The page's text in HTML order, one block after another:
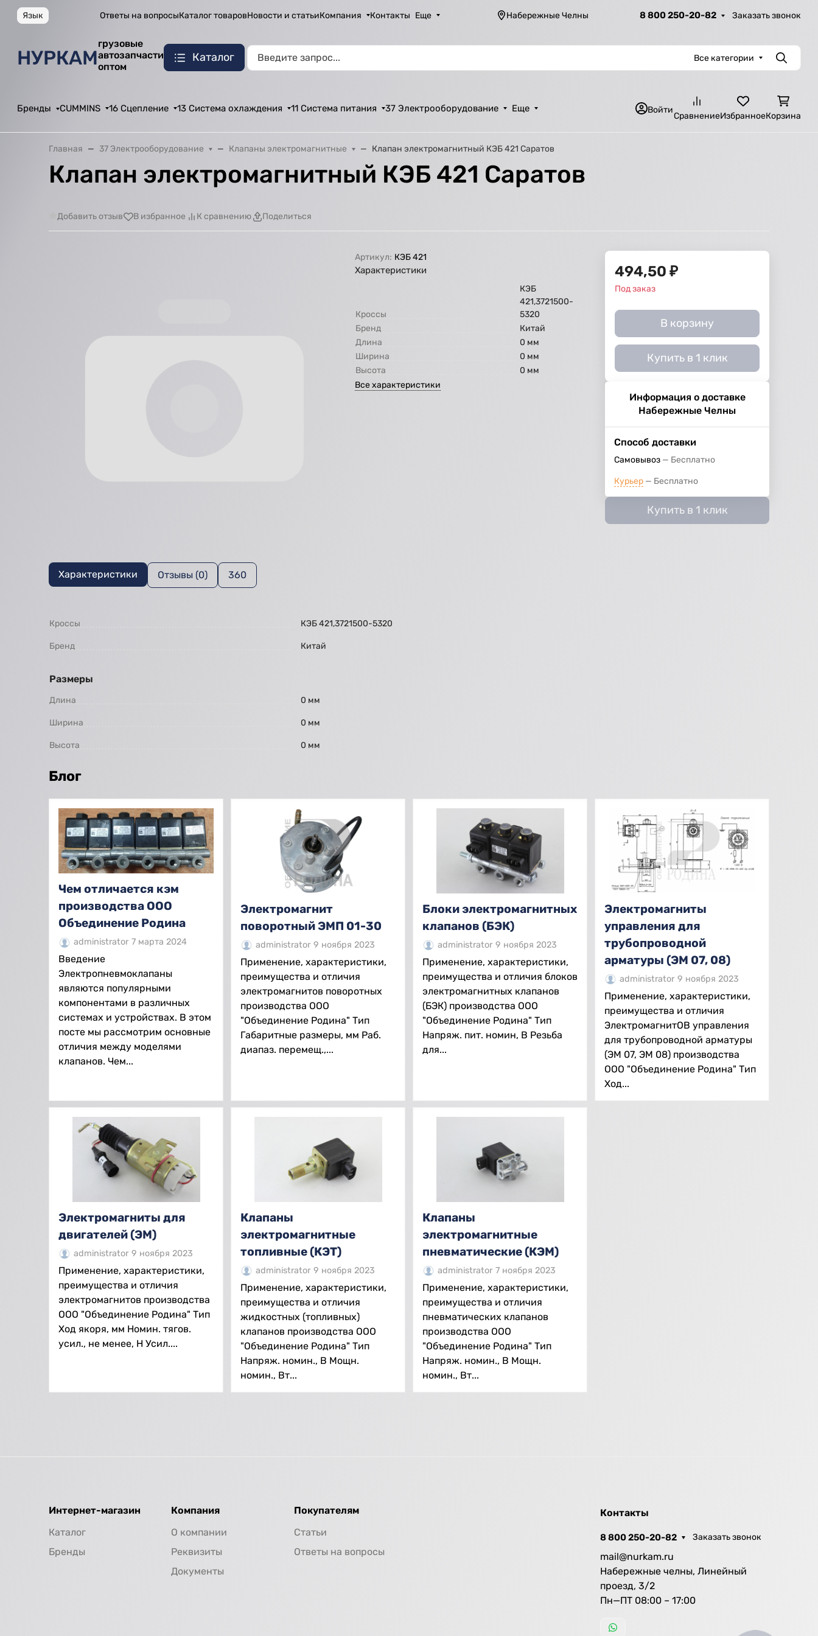
Язык Ответы на вопросыКаталог товаровНовости и статьиКомпания Контакты Еще Набережные Челны 8 800 250-20-82 Заказать звонок
НУРКАМ
грузовые
автозапчасти
оптом
Каталог Все категории Поиск
Бренды CUMMINS 16 Сцепление 13 Система охлаждения 11 Система питания 37 Электрооборудование Еще Войти
СравнениеИзбранноеКорзина
Главная 37 Электрооборудование Клапаны электромагнитные Клапан электромагнитный КЭБ 421 Саратов
Клапан электромагнитный КЭБ 421 Саратов
Добавить отзыв В избранное К сравнению Поделиться
Артикул: КЭБ 421
Характеристики
Кроссы
КЭБ
421,3721500-
5320
Бренд
Китай
Длина
0 мм
Ширина
0 мм
Высота
0 мм
Все характеристики
494,50 ₽
Под заказ
В корзину
Купить в 1 клик
Информация о доставке
Набережные Челны
Способ доставки
Самовывоз Бесплатно
Курьер Бесплатно
Купить в 1 клик
Характеристики Отзывы (0) 360
Кроссы КЭБ 421,3721500-5320
Бренд Китай
Размеры
Длина 0 мм
Ширина 0 мм
Высота 0 мм
Блог
Чем отличается кэм
производства ООО
Объединение Родина
administrator 7 марта 2024
Введение
Электропневмоклапаны
являются популярными
компонентами в различных
системах и устройствах. В этом
посте мы рассмотрим основные
отличия между моделями
клапанов. Чем...
Электромагнит
поворотный ЭМП 01-30
administrator 9 ноября 2023
Применение, характеристики,
преимущества и отличия
электромагнитов поворотных
производства ООО
"Объединение Родина" Тип
Габаритные размеры, мм Раб.
диапаз. перемещ.,...
Блоки электромагнитных
клапанов (БЭК)
administrator 9 ноября 2023
Применение, характеристики,
преимущества и отличия блоков
электромагнитных клапанов
(БЭК) производства ООО
"Объединение Родина" Тип
Напряж. пит. номин, В Резьба
для...
Электромагниты
управления для
трубопроводной
арматуры (ЭМ 07, 08)
administrator 9 ноября 2023
Применение, характеристики,
преимущества и отличия
ЭлектромагнитОВ управления
для трубопроводной арматуры
(ЭМ 07, ЭМ 08) производства
ООО "Объединение Родина" Тип
Ход...
Электромагниты для
двигателей (ЭМ)
administrator 9 ноября 2023
Применение, характеристики,
преимущества и отличия
электромагнитов производства
ООО "Объединение Родина" Тип
Ход якоря, мм Номин. тягов.
усил., не менее, Н Усил....
Клапаны
электромагнитные
топливные (КЭТ)
administrator 9 ноября 2023
Применение, характеристики,
преимущества и отличия
жидкостных (топливных)
клапанов производства ООО
"Объединение Родина" Тип
Напряж. номин., В Мощн.
номин., Вт...
Клапаны
электромагнитные
пневматические (КЭМ)
administrator 7 ноября 2023
Применение, характеристики,
преимущества и отличия
пневматических клапанов
производства ООО
"Объединение Родина" Тип
Напряж. номин., В Мощн.
номин., Вт...
Интернет-магазин
Каталог
Бренды
Компания
О компании
Реквизиты
Документы
Покупателям
Статьи
Ответы на вопросы
Контакты
8 800 250-20-82 Заказать звонок
mail@nurkam.ru
Набережные челны, Линейный
проезд, 3/2
Пн—ПТ 08:00 – 17:00